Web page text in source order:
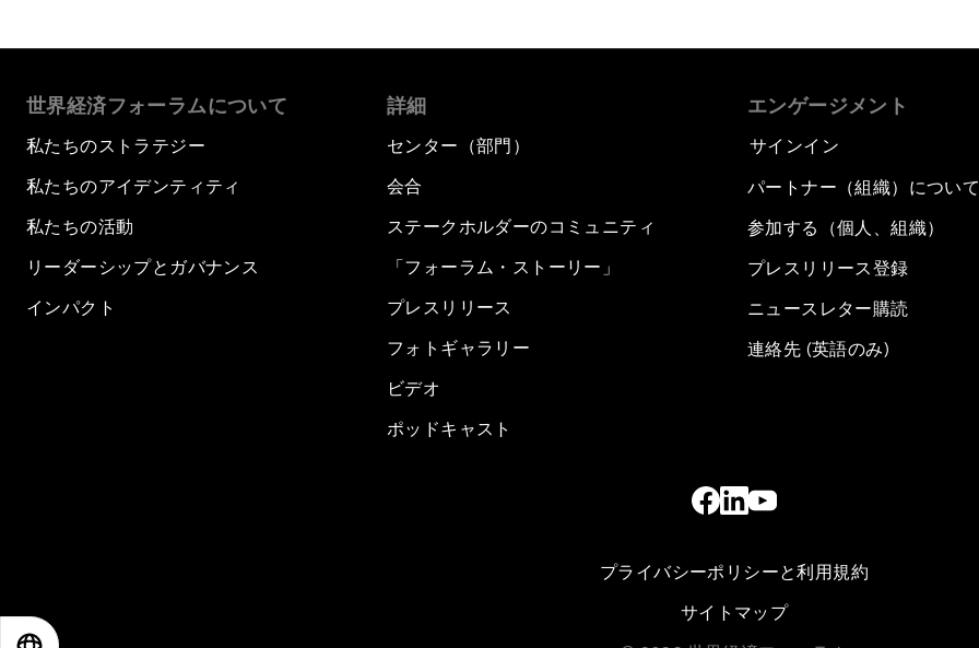
世界経済フォーラムについて
私たちのストラテジー
私たちのアイデンティティ
私たちの活動
リーダーシップとガバナンス
インパクト
詳細
センター（部門）
会合
ステークホルダーのコミュニティ
「フォーラム・ストーリー」
プレスリリース
フォトギャラリー
ビデオ
ポッドキャスト
エンゲージメント
サインイン
パートナー（組織）について
参加する（個人、組織）
プレスリリース登録
ニュースレター購読
連絡先 (英語のみ)
プライバシーポリシーと利用規約
サイトマップ